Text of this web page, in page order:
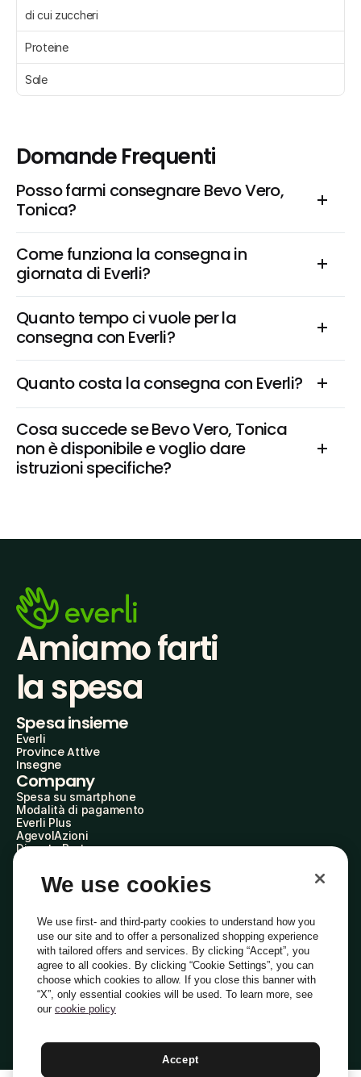
di cui zuccheri
Proteine
Sale
Domande Frequenti
Posso farmi consegnare Bevo Vero,
Tonica?
Come funziona la consegna in
giornata di Everli?
Quanto tempo ci vuole per la
consegna con Everli?
Quanto costa la consegna con Everli?
Cosa succede se Bevo Vero, Tonica
non è disponibile e voglio dare
istruzioni specifiche?
Amiamo farti
la spesa
Spesa insieme
Everli
Province Attive
Insegne
Company
Spesa su smartphone
Modalità di pagamento
Everli Plus
AgevolAzioni
Diventa Partner
Everli Shoppers
About Us
Everli News
Domande frequenti
Lavora con noi
Diventa Shopper
Investitori
PrivacyCookiePreferenze Cookie
Termini e CondizioniCodice Etico
Indirizzo PEC: everli@pec.it - indirizzo DPO: dpo@everli.com
Italiano
We use cookies
We use first- and third-party cookies to understand how you
use our site and to offer a personalized shopping experience
with tailored offers and services. By clicking “Accept”, you
agree to all cookies. By clicking “Cookie Settings”, you can
choose which cookies to allow. If you close this banner with
“X”, only essential cookies will be used. To learn more, see
our cookie policy
Accept